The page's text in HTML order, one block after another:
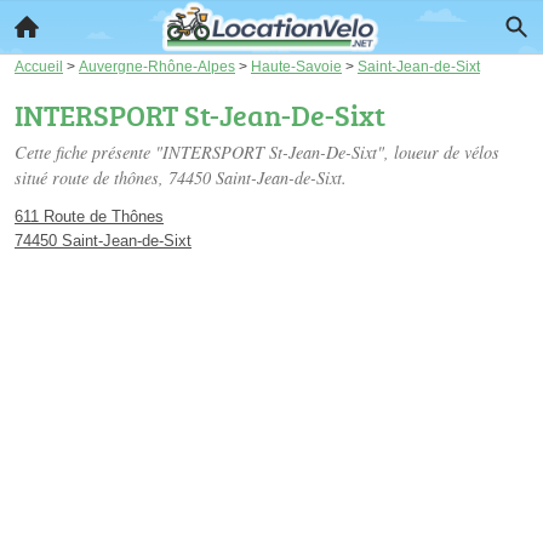
Accueil > Auvergne-Rhône-Alpes > Haute-Savoie > Saint-Jean-de-Sixt
INTERSPORT St-Jean-De-Sixt
Cette fiche présente "INTERSPORT St-Jean-De-Sixt", loueur de vélos
situé route de thônes, 74450 Saint-Jean-de-Sixt.
611 Route de Thônes
74450 Saint-Jean-de-Sixt